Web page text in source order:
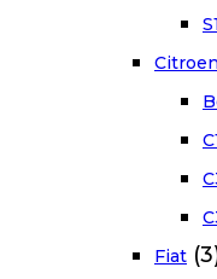
Citroen
Fiat